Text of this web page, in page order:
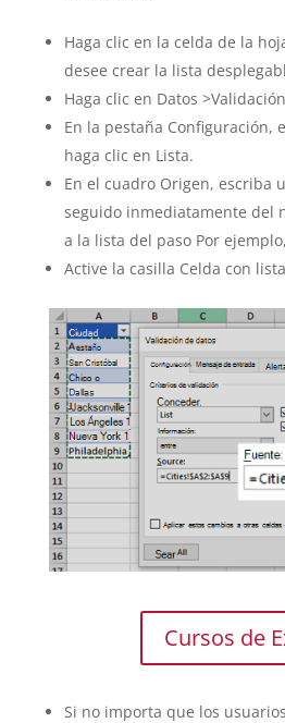
Haga clic en la celda de la
desee crear la lista
Haga clic en Datos
En la pestaña Configuración,
haga clic en Lista.
En el cuadro Origen, escriba
seguido inmediatamente del
a la lista del paso Por
Active la casilla Celda con
Cursos de
Si no importa que los